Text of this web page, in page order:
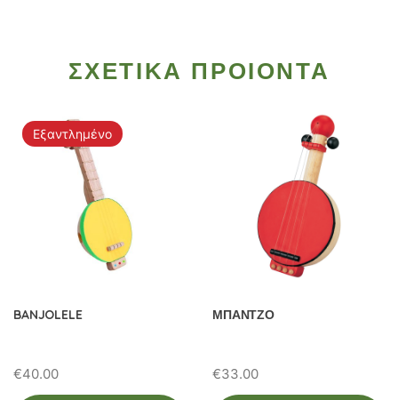
ΣΧΕΤΙΚΑ ΠΡΟΙΟΝΤΑ
Εξαντλημένο
BANJOLELE
€40.00
ΜΠΑΝΤΖΟ
€33.00